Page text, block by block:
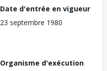
Date d'entrée en vigueur
23 septembre 1980
Organisme d'exécution